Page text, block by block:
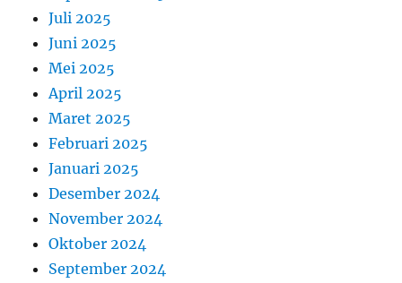
Juli 2025
Juni 2025
Mei 2025
April 2025
Maret 2025
Februari 2025
Januari 2025
Desember 2024
November 2024
Oktober 2024
September 2024